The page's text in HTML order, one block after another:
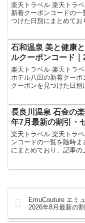
楽天トラベル 楽天トラ
新着クーポンコードの
つけた日別にまとめてお
ンになります。ホテル
石和温泉 美と健康
ルクーポンコード
楽天トラベル 楽天トラ
ホテル八田の新着クーポ
クーポンを見つけた日
の割引クーポンになり
長良川温泉 石金の
年7月最新の割引・
楽天トラベル 楽天トラ
ンコードの一覧を随時
にまとめており、記事
す。ホテル・旅館宿泊
EmuCouture エミ
2026年8月最新の